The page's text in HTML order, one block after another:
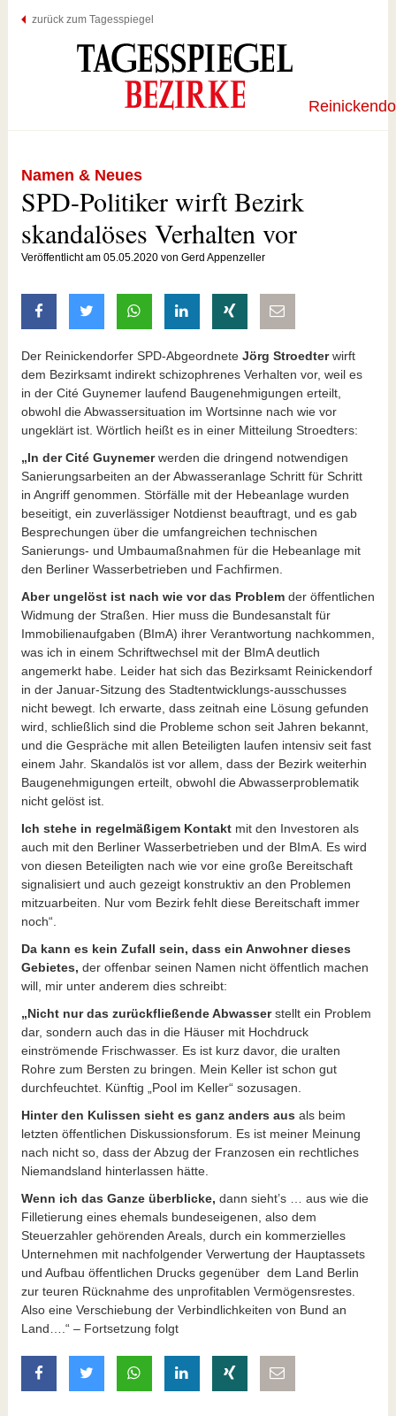
zurück zum Tagesspiegel
Namen & Neues
SPD-Politiker wirft Bezirk
skandalöses Verhalten vor
Veröffentlicht am 05.05.2020 von Gerd Appenzeller
auf Facebook teilen
auf Twitter teilenmit Whatsapp teilen
auf LinkedIn teilen
auf Xing teilen
Der Reinickendorfer SPD-Abgeordnete Jörg Stroedterwirft
dem Bezirksamt indirekt schizophrenes Verhalten vor, weil es
in der Cité Guynemer laufend Baugenehmigungen erteilt,
obwohl die Abwassersituation im Wortsinne nach wie vor
ungeklärt ist. Wörtlich heißt es in einer Mitteilung Stroedters:
„In der Cité Guynemerwerden die dringend notwendigen
Sanierungsarbeiten an der Abwasseranlage Schritt für Schritt
in Angriff genommen. Störfälle mit der Hebeanlage wurden
beseitigt, ein zuverlässiger Notdienst beauftragt, und es gab
Besprechungen über die umfangreichen technischen
Sanierungs- und Umbaumaßnahmen für die Hebeanlage mit
den Berliner Wasserbetrieben und Fachfirmen.
Aber ungelöst ist nach wie vor das Problemder öffentlichen
Widmung der Straßen. Hier muss die Bundesanstalt für
Immobilienaufgaben (BImA) ihrer Verantwortung nachkommen,
was ich in einem Schriftwechsel mit der BImA deutlich
angemerkt habe. Leider hat sich das Bezirksamt Reinickendorf
in der Januar-Sitzung des Stadtentwicklungs-ausschusses
nicht bewegt. Ich erwarte, dass zeitnah eine Lösung gefunden
wird, schließlich sind die Probleme schon seit Jahren bekannt,
und die Gespräche mit allen Beteiligten laufen intensiv seit fast
einem Jahr. Skandalös ist vor allem, dass der Bezirk weiterhin
Baugenehmigungen erteilt, obwohl die Abwasserproblematik
nicht gelöst ist.
Ich stehe in regelmäßigem Kontaktmit den Investoren als
auch mit den Berliner Wasserbetrieben und der BImA. Es wird
von diesen Beteiligten nach wie vor eine große Bereitschaft
signalisiert und auch gezeigt konstruktiv an den Problemen
mitzuarbeiten. Nur vom Bezirk fehlt diese Bereitschaft immer
noch“.
Da kann es kein Zufall sein, dass ein Anwohner dieses
Gebietes, der offenbar seinen Namen nicht öffentlich machen
will, mir unter anderem dies schreibt:
„Nicht nur das zurückfließende Abwasserstellt ein Problem
dar, sondern auch das in die Häuser mit Hochdruck
einströmende Frischwasser. Es ist kurz davor, die uralten
Rohre zum Bersten zu bringen. Mein Keller ist schon gut
durchfeuchtet. Künftig „Pool im Keller“ sozusagen.
Hinter den Kulissen sieht es ganz anders aus als beim
letzten öffentlichen Diskussionsforum. Es ist meiner Meinung
nach nicht so, dass der Abzug der Franzosen ein rechtliches
Niemandsland hinterlassen hätte.
Wenn ich das Ganze überblicke, dann sieht’s … aus wie die
Filletierung eines ehemals bundeseigenen, also dem
Steuerzahler gehörenden Areals, durch ein kommerzielles
Unternehmen mit nachfolgender Verwertung der Hauptassets
und Aufbau öffentlichen Drucks gegenüber dem Land Berlin
zur teuren Rücknahme des unprofitablen Vermögensrestes.
Also eine Verschiebung der Verbindlichkeiten von Bund an
Land….“ – Fortsetzung folgt
auf Facebook teilen
auf Twitter teilenmit Whatsapp teilen
auf LinkedIn teilen
auf Xing teilen